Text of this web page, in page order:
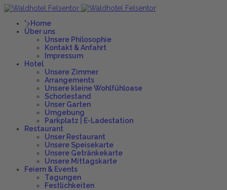
">Home
Über uns
Unsere Philosophie
Kontakt & Anfahrt
Impressum
Hotel
Unsere Zimmer
Arrangements
Unsere kleine Wohlfühloase
Schorlestand
Unser Garten
Umgebung
Parkplatz | E-Ladestation
Restaurant
Unser Restaurant
Unsere Speisekarte
Unsere Getränkekarte
Unsere Mittagskarte
Feiern & Events
Tagungen
Festlichkeiten